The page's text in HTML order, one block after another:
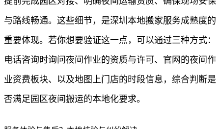
与路线畅通。这些细节，是深圳本地搬家服务成熟度的
重要体现。若你想要验证这一点，可以通过三种方式：
电话咨询时询问夜间作业的资质与许可、官网的夜间作
业资费板块、以及地图上门店的时段信息，综合判断是
否满足园区夜间搬运的本地化要求。